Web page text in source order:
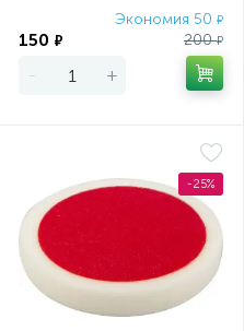
Экономия 50 ₽
150 ₽ 200₽
- +
-25%